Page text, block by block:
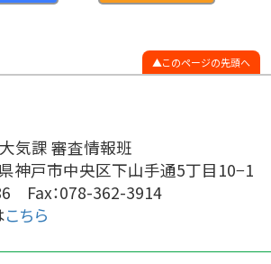
このページの先頭へ
気課 審査情報班
神戸市中央区下山手通5丁目10−1
Fax：078-362-3914
こちら